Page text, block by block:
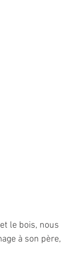
le bois, nous
à son père,